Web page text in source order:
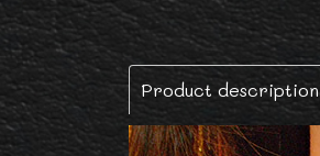
Product description